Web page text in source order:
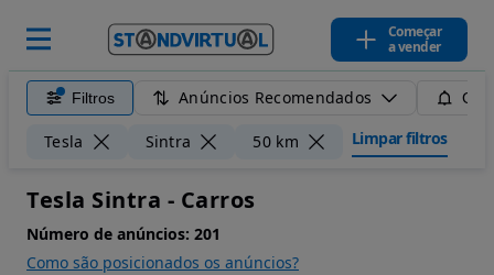
Começar
a vender
Filtros Anúncios Recomendados
Tesla Sintra 50 km Limpar filtros
Tesla Sintra - Carros
Número de anúncios: 201
Como são posicionados os anúncios?